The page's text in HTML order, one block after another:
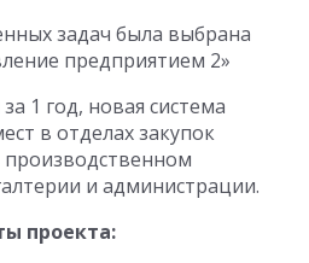
задач была выбрана
предприятием 2»
1 год, новая система
в отделах закупок
производственном
и администрации.
проекта: